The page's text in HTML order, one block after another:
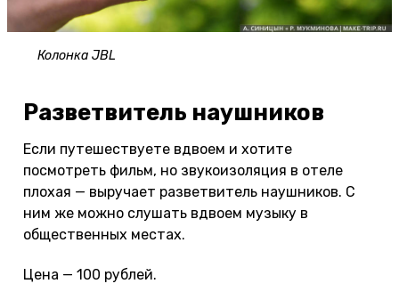
Колонка JBL
Разветвитель наушников
Если путешествуете вдвоем и хотите
посмотреть фильм, но звукоизоляция в отеле
плохая — выручает разветвитель наушников. С
ним же можно слушать вдвоем музыку в
общественных местах.
Цена — 100 рублей.